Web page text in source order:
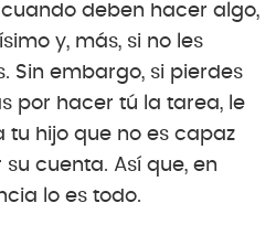
cuando deben hacer algo,
y, más, si no les
Sin embargo, si pierdes
por hacer tú la tarea, le
tu hijo que no es capaz
cuenta. Así que, en
lo es todo.